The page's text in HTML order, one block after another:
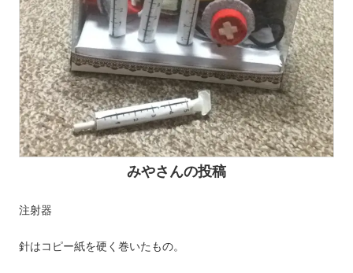
みやさんの投稿
注射器
針はコピー紙を硬く巻いたもの。